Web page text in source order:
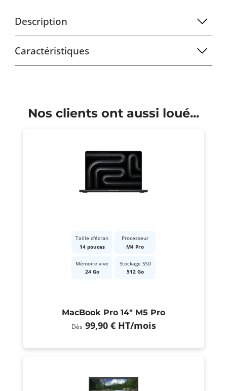
Description
Caractéristiques
Nos clients ont aussi loué...
Taille d'écran
14 pouces
Processeur
M4 Pro
Mémoire vive
24 Go
Stockage SSD
512 Go
MacBook Pro 14" M5 Pro
Dès 99,90 € HT/mois